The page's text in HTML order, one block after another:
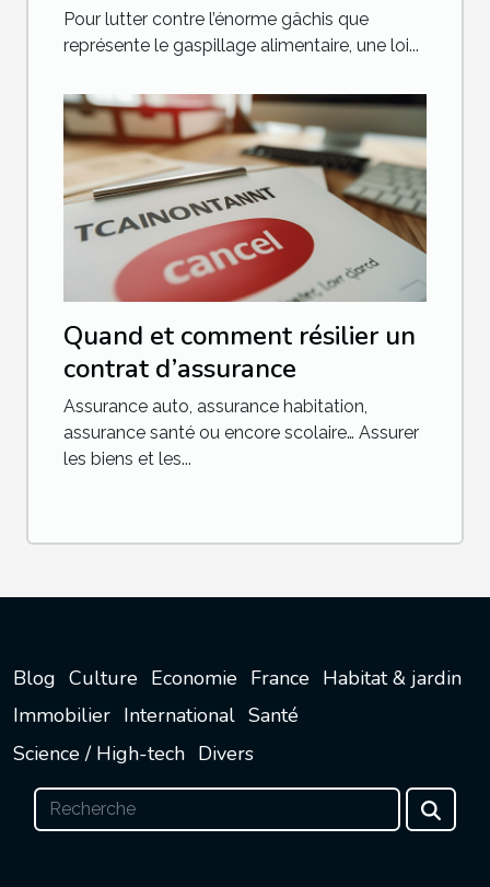
Pour lutter contre l’énorme gâchis que
représente le gaspillage alimentaire, une loi...
Quand et comment résilier un
contrat d’assurance
Assurance auto, assurance habitation,
assurance santé ou encore scolaire… Assurer
les biens et les...
Blog Culture Economie France Habitat & jardin
Immobilier International Santé
Science / High-tech Divers